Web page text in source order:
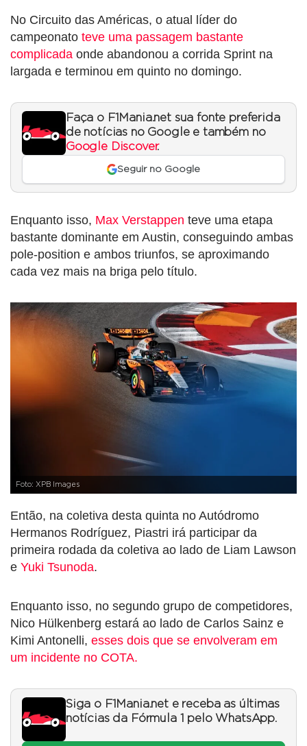
No Circuito das Américas, o atual líder do
campeonato teve uma passagem bastante
complicada onde abandonou a corrida Sprint na
largada e terminou em quinto no domingo.
Faça o F1Mania.net sua fonte preferida
de notícias no Google e também no
Google Discover.
Seguir no Google
Enquanto isso, Max Verstappen teve uma etapa
bastante dominante em Austin, conseguindo ambas
pole-position e ambos triunfos, se aproximando
cada vez mais na briga pelo título.
Foto: XPB Images
Então, na coletiva desta quinta no Autódromo
Hermanos Rodríguez, Piastri irá participar da
primeira rodada da coletiva ao lado de Liam Lawson
e Yuki Tsunoda.
Enquanto isso, no segundo grupo de competidores,
Nico Hülkenberg estará ao lado de Carlos Sainz e
Kimi Antonelli, esses dois que se envolveram em
um incidente no COTA.
Siga o F1Mania.net e receba as últimas
notícias da Fórmula 1 pelo WhatsApp.